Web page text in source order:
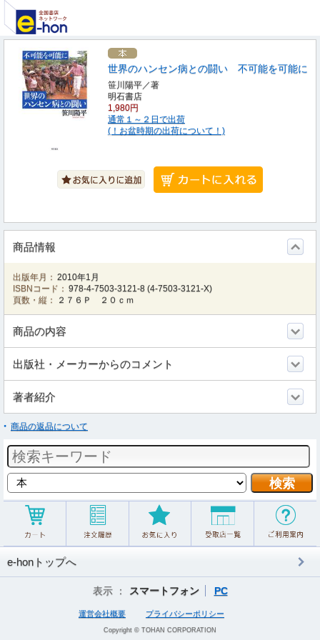
世界のハンセン病との闘い 不可能を可能に
笹川陽平／著
明石書店
1,980円
通常１～２日で出荷
(！お盆時期の出荷について！)
商品情報
出版年月： 2010年1月
ISBNコード： 978-4-7503-3121-8 (4-7503-3121-X)
頁数・縦：
２７６Ｐ ２０ｃｍ
商品の内容
出版社・メーカーからのコメント
著者紹介
商品の返品について
e-honトップへ
表示 ： スマートフォン PC
運営会社概要 プライバシーポリシー
Copyright © TOHAN CORPORATION